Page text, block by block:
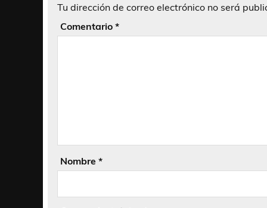
Tu dirección de correo electrónico no será
Comentario *
Nombre *